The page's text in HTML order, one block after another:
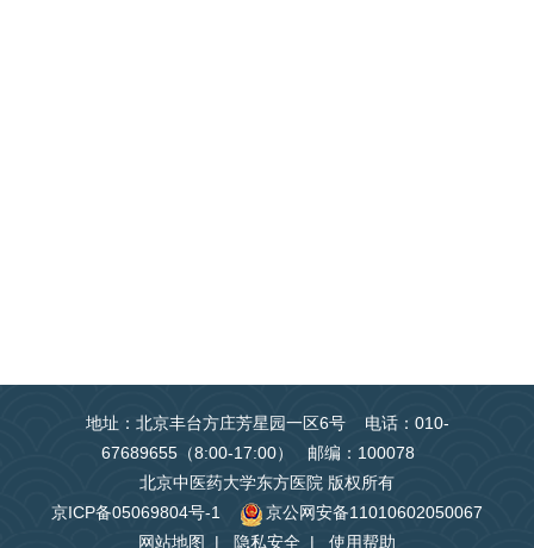
地址：北京丰台方庄芳星园一区6号 电话：010-
67689655（8:00-17:00） 邮编：100078
北京中医药大学东方医院 版权所有
京ICP备05069804号-1
京公网安备11010602050067
网站地图
| 隐私安全 | 使用帮助